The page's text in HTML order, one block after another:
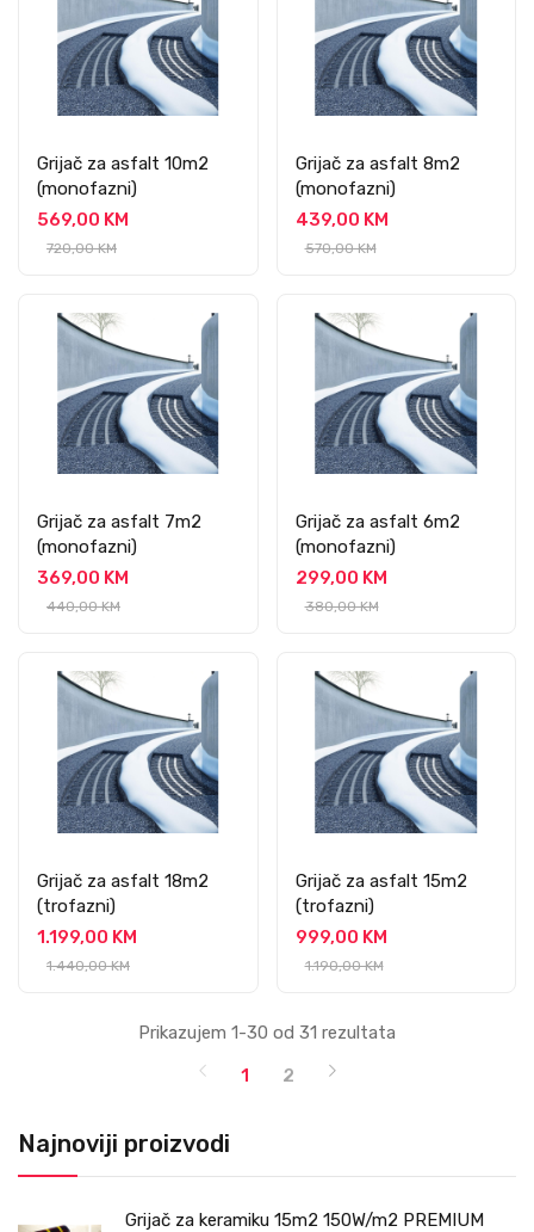
Najnoviji proizvodi
Grijač za keramiku 15m2 150W/m2 PREMIUM
Grijač za asfalt 10m2
(monofazni)
569,00 KM
720,00 KM
Grijač za asfalt 8m2
(monofazni)
439,00 KM
570,00 KM
Grijač za asfalt 7m2
(monofazni)
369,00 KM
440,00 KM
Grijač za asfalt 6m2
(monofazni)
299,00 KM
380,00 KM
Grijač za asfalt 18m2
(trofazni)
1.199,00 KM
1.440,00 KM
Grijač za asfalt 15m2
(trofazni)
999,00 KM
1.190,00 KM
Prikazujem 1-30 od 31 rezultata
1
2